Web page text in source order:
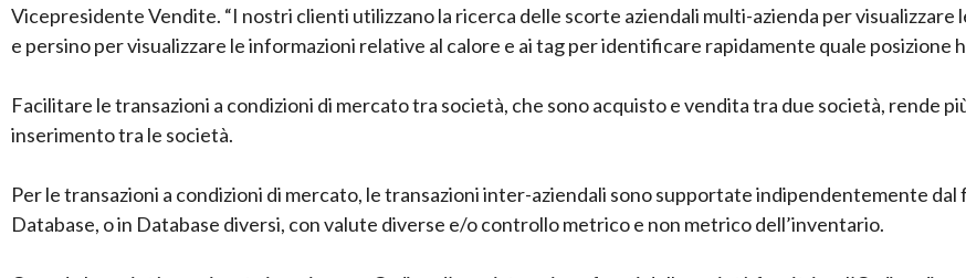
Vicepresidente Vendite. “I nostri clienti utilizzano la ricerca delle scorte aziendali multi-azienda per visualizzare
e persino per visualizzare le informazioni relative al calore e ai tag per identificare rapidamente quale posizione
Facilitare le transazioni a condizioni di mercato tra società, che sono acquisto e vendita tra due società, rende
inserimento tra le società.
Per le transazioni a condizioni di mercato, le transazioni inter-aziendali sono supportate indipendentemente
Database, o in Database diversi, con valute diverse e/o controllo metrico e non metrico dell’inventario.